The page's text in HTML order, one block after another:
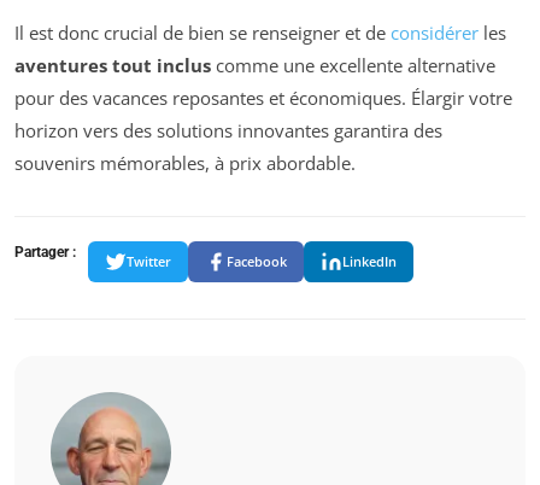
Il est donc crucial de bien se renseigner et de considérer les
aventures tout inclus comme une excellente alternative
pour des vacances reposantes et économiques. Élargir votre
horizon vers des solutions innovantes garantira des
souvenirs mémorables, à prix abordable.
Partager :
Twitter Facebook LinkedIn